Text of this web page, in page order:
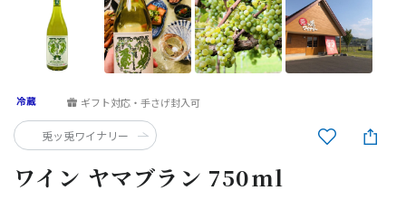
ワイン ヤマブラン 750ml
ギフト対応・手さげ封入可
兎ッ兎ワイナリー